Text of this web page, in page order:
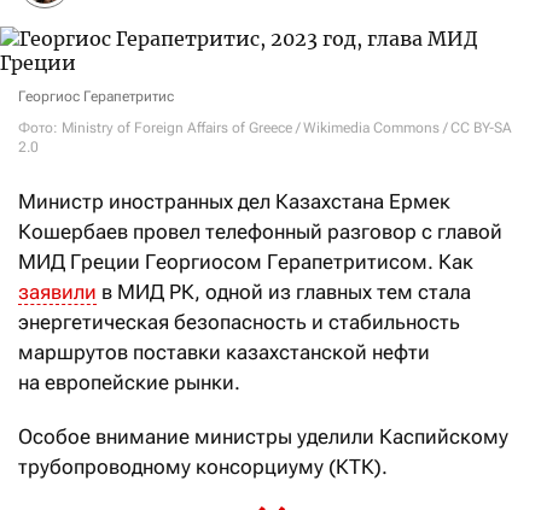
Георгиос Герапетритис
Фото: Ministry of Foreign Affairs of Greece / Wikimedia Commons / CC BY-SA
2.0
Министр иностранных дел Казахстана Ермек
Кошербаев провел телефонный разговор с главой
МИД Греции Георгиосом Герапетритисом. Как
заявили в МИД РК, одной из главных тем стала
энергетическая безопасность и стабильность
маршрутов поставки казахстанской нефти
на европейские рынки.
Особое внимание министры уделили Каспийскому
трубопроводному консорциуму (КТК).